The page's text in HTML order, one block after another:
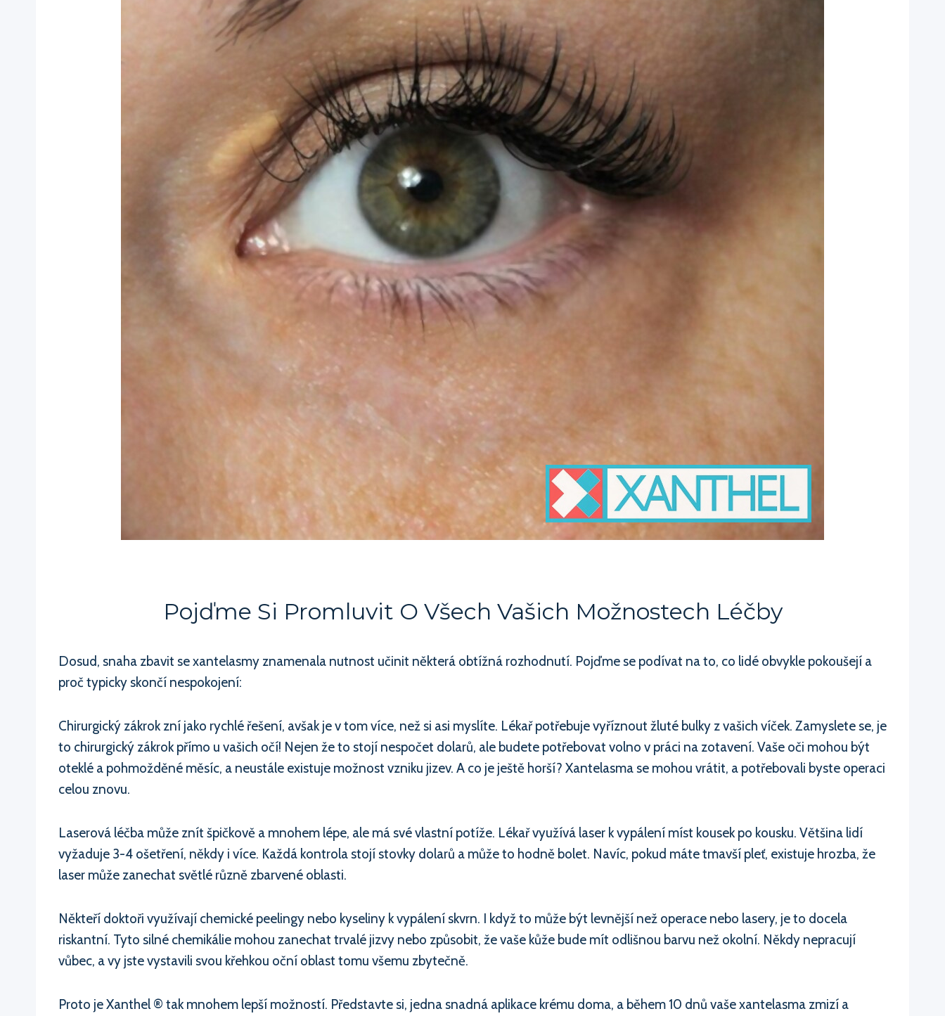
Pojďme Si Promluvit O Všech Vašich Možnostech Léčby
Dosud, snaha zbavit se xantelasmy znamenala nutnost učinit některá obtížná rozhodnutí. Pojďme se podívat na to, co lidé obvykle pokoušejí a
proč typicky skončí nespokojení:
Chirurgický zákrok zní jako rychlé řešení, avšak je v tom více, než si asi myslíte. Lékař potřebuje vyříznout žluté bulky z vašich víček. Zamyslete se, je
to chirurgický zákrok přímo u vašich očí! Nejen že to stojí nespočet dolarů, ale budete potřebovat volno v práci na zotavení. Vaše oči mohou být
oteklé a pohmožděné měsíc, a neustále existuje možnost vzniku jizev. A co je ještě horší? Xantelasma se mohou vrátit, a potřebovali byste operaci
celou znovu.
Laserová léčba může znít špičkově a mnohem lépe, ale má své vlastní potíže. Lékař využívá laser k vypálení míst kousek po kousku. Většina lidí
vyžaduje 3-4 ošetření, někdy i více. Každá kontrola stojí stovky dolarů a může to hodně bolet. Navíc, pokud máte tmavší pleť, existuje hrozba, že
laser může zanechat světlé různě zbarvené oblasti.
Někteří doktoři využívají chemické peelingy nebo kyseliny k vypálení skvrn. I když to může být levnější než operace nebo lasery, je to docela
riskantní. Tyto silné chemikálie mohou zanechat trvalé jizvy nebo způsobit, že vaše kůže bude mít odlišnou barvu než okolní. Někdy nepracují
vůbec, a vy jste vystavili svou křehkou oční oblast tomu všemu zbytečně.
Proto je Xanthel ® tak mnohem lepší možností. Představte si, jedna snadná aplikace krému doma, a během 10 dnů vaše xantelasma zmizí a